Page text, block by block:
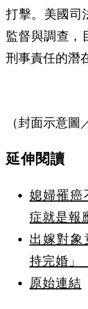
打擊。美國司
監督與調查，
刑事責任的潛
（封面示意圖
延伸閱讀
媳婦罹癌
症就是報
出嫁對象
持完婚」
原始連結